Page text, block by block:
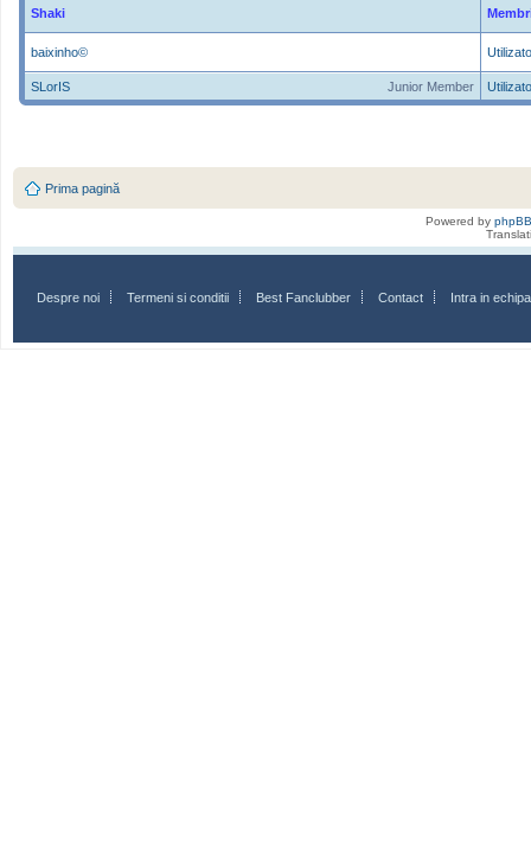
Shaki
baixinho©
Junior Member
SLorIS
Prima pagină
Powered by phpBB
Despre noi Termeni si conditii Best Fanclubber Contact Intra in